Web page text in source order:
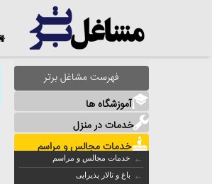
فهرست مشاغل برتر
آموزشگاه ها
خدمات در منزل
خدمات مجالس و مراسم
خدمات مجالس و مراسم
باغ و تالار پذیرایی